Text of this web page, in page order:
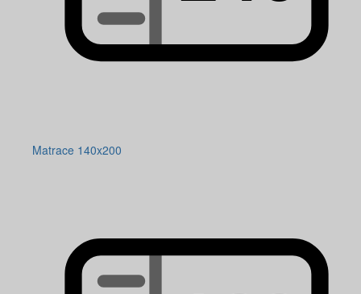
Matrace 140x200